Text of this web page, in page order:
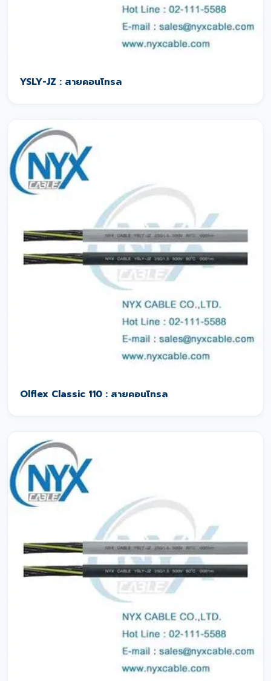
YSLY-JZ : สายคอนโทรล
Olflex Classic 110 : สายคอนโทรล